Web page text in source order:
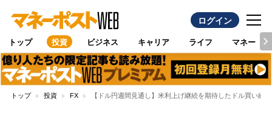
ログイン
トップ 投資 ビジネス キャリア ライフ マネー
トップ 投資 FX 【ドル円週間見通し】米利上げ継続を期待したドル買い続